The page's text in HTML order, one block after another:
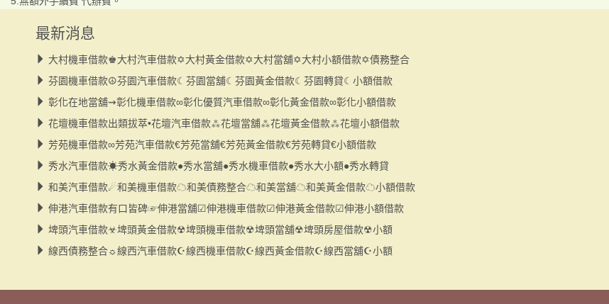
最新消息
大村機車借款♚大村汽車借款✡大村黃金借款✡大村當舖✡大村小額借款✡債務整合
芬園機車借款☮芬園汽車借款☾芬園當舖☾芬園黃金借款☾芬園轉貸☾小額借款
彰化在地當舖⇝彰化機車借款∞彰化優質汽車借款∞彰化黃金借款∞彰化小額借款
花壇機車借款出類拔萃•花壇汽車借款⁂花壇當舖⁂花壇黃金借款⁂花壇小額借款
芳苑機車借款∞芳苑汽車借款€芳苑當舖€芳苑黃金借款€芳苑轉貸€小額借款
秀水汽車借款☀秀水黃金借款●秀水當舖●秀水機車借款●秀水大小額●秀水轉貸
和美汽車借款☄和美機車借款☁和美債務整合☁和美當舖☁和美黃金借款☁小額借款
伸港汽車借款有口皆碑☞伸港當舖☑伸港機車借款☑伸港黃金借款☑伸港小額借款
埤頭汽車借款☣埤頭黃金借款☢埤頭機車借款☢埤頭當舖☢埤頭房屋借款☢小額
線西債務整合☼線西汽車借款☪線西機車借款☪線西黃金借款☪線西當舖☪小額